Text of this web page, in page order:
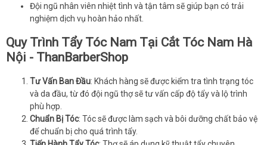
Đội ngũ nhân viên nhiệt tình và tận tâm sẽ giúp bạn có trải
nghiệm dịch vụ hoàn hảo nhất.
Quy Trình Tẩy Tóc Nam Tại Cắt Tóc Nam Hà
Nội - ThanBarberShop
Tư Vấn Ban Đầu: Khách hàng sẽ được kiểm tra tình trạng tóc
và da đầu, từ đó đội ngũ thợ sẽ tư vấn cấp độ tẩy và lộ trình
phù hợp.
Chuẩn Bị Tóc: Tóc sẽ được làm sạch và bôi dưỡng chất bảo vệ
để chuẩn bị cho quá trình tẩy.